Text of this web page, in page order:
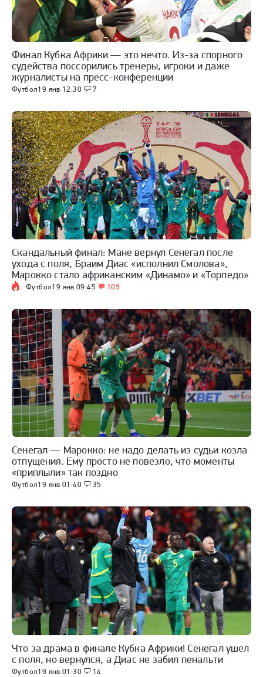
Футбол19 янв 12:30 7
Финал Кубка Африки — это нечто. Из-за спорного
судейства поссорились тренеры, игроки и даже
журналисты на пресс-конференции
Футбол19 янв 09:45 109
Скандальный финал: Мане вернул Сенегал после
ухода с поля, Браим Диас «исполнил Смолова»,
Марокко стало африканским «Динамо» и «Торпедо»
Футбол19 янв 01:40 35
Сенегал — Марокко: не надо делать из судьи козла
отпущения. Ему просто не повезло, что моменты
«приплыли» так поздно
Футбол19 янв 01:30 14
Что за драма в финале Кубка Африки! Сенегал ушел
с поля, но вернулся, а Диас не забил пенальти